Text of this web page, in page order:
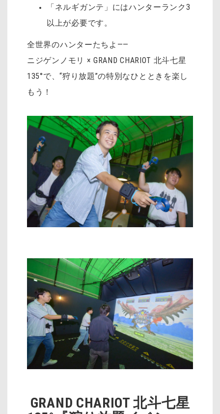
「ネルギガンテ」にはハンターランク3
以上が必要です。
全世界のハンターたちよ――
ニジゲンノモリ × GRAND CHARIOT 北斗七星
135°で、“狩り放題”の特別なひとときを楽し
もう！
GRAND CHARIOT 北斗七星